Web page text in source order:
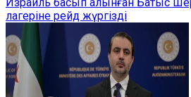
лагеріне рейд жүргізді